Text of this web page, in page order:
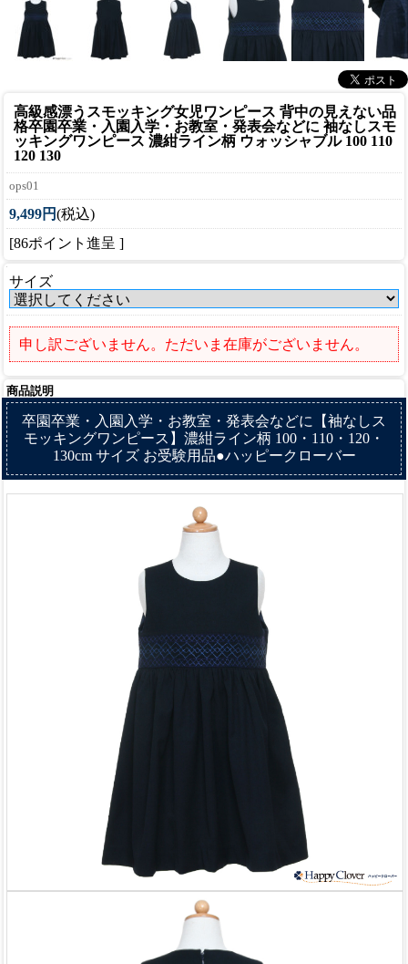
高級感漂うスモッキング女児ワンピース 背中の見えない品
格卒園卒業・入園入学・お教室・発表会などに 袖なしスモ
ッキングワンピース 濃紺ライン柄 ウォッシャブル 100 110
120 130
ops01
9,499円(税込)
[86ポイント進呈 ]
サイズ
申し訳ございません。ただいま在庫がございません。
商品説明
卒園卒業・入園入学・お教室・発表会などに【袖なしス
モッキングワンピース】濃紺ライン柄 100・110・120・
130cm サイズ お受験用品●ハッピークローバー